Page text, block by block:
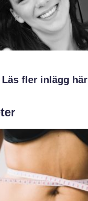
Läs fler inlägg här